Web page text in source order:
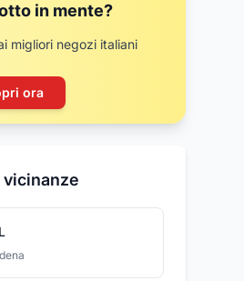
in mente?
migliori negozi italiani
ora